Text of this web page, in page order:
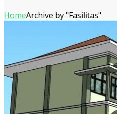
HomeArchive by "Fasilitas"